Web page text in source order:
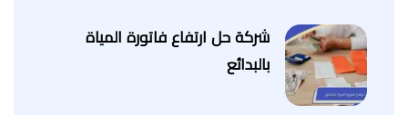
شركة حل ارتفاع فاتورة المياة
بالبدائع